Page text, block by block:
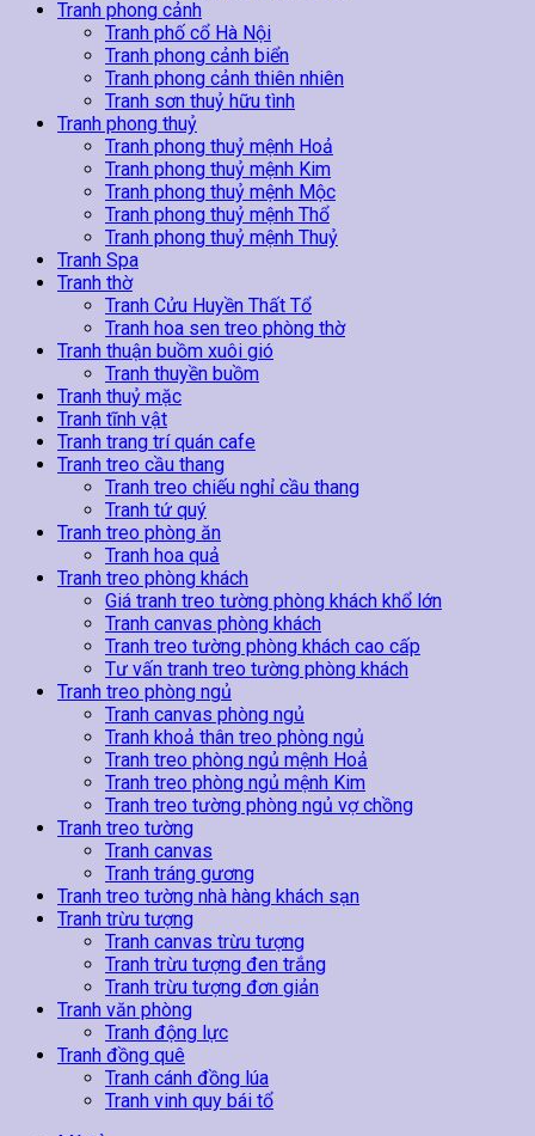
Tranh phong cảnh
Tranh phố cổ Hà Nội
Tranh phong cảnh biển
Tranh phong cảnh thiên nhiên
Tranh sơn thuỷ hữu tình
Tranh phong thuỷ
Tranh phong thuỷ mệnh Hoả
Tranh phong thuỷ mệnh Kim
Tranh phong thuỷ mệnh Mộc
Tranh phong thuỷ mệnh Thổ
Tranh phong thuỷ mệnh Thuỷ
Tranh Spa
Tranh thờ
Tranh Cửu Huyền Thất Tổ
Tranh hoa sen treo phòng thờ
Tranh thuận buồm xuôi gió
Tranh thuyền buồm
Tranh thuỷ mặc
Tranh tĩnh vật
Tranh trang trí quán cafe
Tranh treo cầu thang
Tranh treo chiếu nghỉ cầu thang
Tranh tứ quý
Tranh treo phòng ăn
Tranh hoa quả
Tranh treo phòng khách
Giá tranh treo tường phòng khách khổ lớn
Tranh canvas phòng khách
Tranh treo tường phòng khách cao cấp
Tư vấn tranh treo tường phòng khách
Tranh treo phòng ngủ
Tranh canvas phòng ngủ
Tranh khoả thân treo phòng ngủ
Tranh treo phòng ngủ mệnh Hoả
Tranh treo phòng ngủ mệnh Kim
Tranh treo tường phòng ngủ vợ chồng
Tranh treo tường
Tranh canvas
Tranh tráng gương
Tranh treo tường nhà hàng khách sạn
Tranh trừu tượng
Tranh canvas trừu tượng
Tranh trừu tượng đen trắng
Tranh trừu tượng đơn giản
Tranh văn phòng
Tranh động lực
Tranh đồng quê
Tranh cánh đồng lúa
Tranh vinh quy bái tổ